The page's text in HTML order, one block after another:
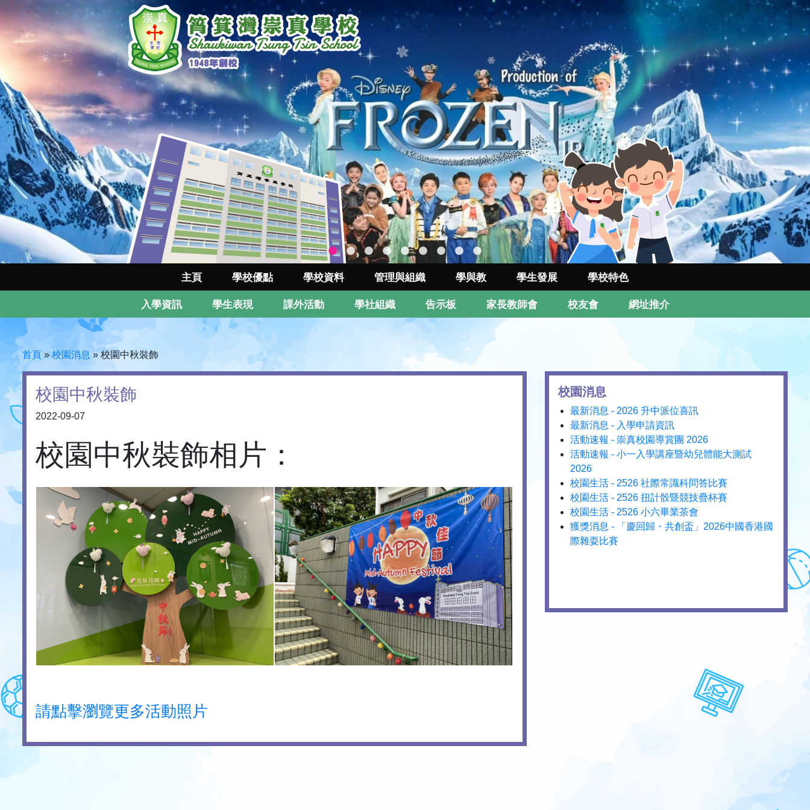
主頁 學校優點 學校資料 管理與組織 學與教 學生發展 學校特色
入學資訊 學生表現 課外活動 學社組織 告示板 家長教師會 校友會 網址推介
首頁 » 校園消息 »校園中秋裝飾
校園中秋裝飾
2022-09-07
校園中秋裝飾相片：
請點擊瀏覽更多活動照片
校園消息
最新消息 - 2026 升中派位喜訊
最新消息 - 入學申請資訊
活動速報 - 崇真校園導賞團 2026
活動速報 - 小一入學講座暨幼兒體能大測試
2026
校園生活 - 2526 社際常識科問答比賽
校園生活 - 2526 扭計骰暨競技疊杯賽
校園生活 - 2526 小六畢業茶會
獲獎消息 - 「慶回歸・共創盃」2026中國香港國
際雜耍比賽